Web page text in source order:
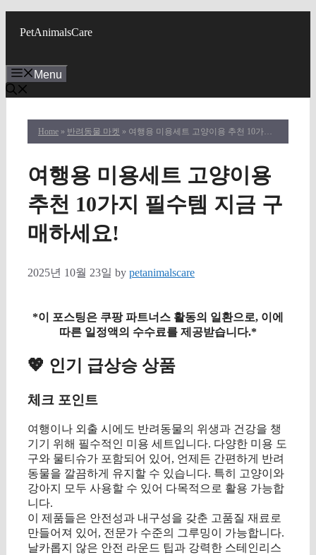
PetAnimalsCare
Menu
Home » 반려동물 마켓 » 여행용 미용세트 고양이용 추천 10가지 필수템 지금 구매하세요!
여행용 미용세트 고양이용
추천 10가지 필수템 지금 구
매하세요!
2025년 10월 23일 by petanimalscare
*이 포스팅은 쿠팡 파트너스 활동의 일환으로, 이에
따른 일정액의 수수료를 제공받습니다.*
💖 인기 급상승 상품
체크 포인트
여행이나 외출 시에도 반려동물의 위생과 건강을 챙
기기 위해 필수적인 미용 세트입니다. 다양한 미용 도
구와 물티슈가 포함되어 있어, 언제든 간편하게 반려
동물을 깔끔하게 유지할 수 있습니다. 특히 고양이와
강아지 모두 사용할 수 있어 다목적으로 활용 가능합
니다.
이 제품들은 안전성과 내구성을 갖춘 고품질 재료로
만들어져 있어, 전문가 수준의 그루밍이 가능합니다.
날카롭지 않은 안전 라운드 팁과 강력한 스테인리스